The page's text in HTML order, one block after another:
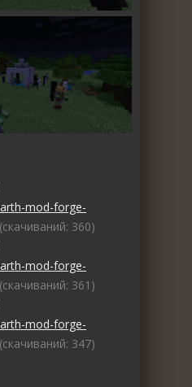
mod-forge-
360)
mod-forge-
361)
mod-forge-
347)